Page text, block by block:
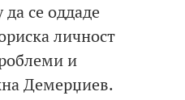
да се оддаде
личност
и
Демерџиев.